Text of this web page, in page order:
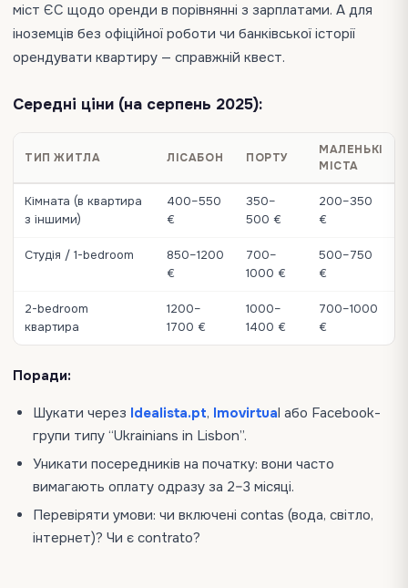
міст ЄС щодо оренди в порівнянні з зарплатами. А для
іноземців без офіційної роботи чи банківської історії
орендувати квартиру — справжній квест.
Середні ціни (на серпень 2025):
ТИП ЖИТЛА ЛІСАБОН ПОРТУ
МАЛЕНЬКІ
МІСТА
Кімната (в квартира
з іншими)
400–550
€
350–
500 €
200–350
€
Студія / 1-bedroom
850–1200
€
700–
1000 €
500–750
€
2-bedroom
квартира
1200–
1700 €
1000–
1400 €
700–1000
€
Поради:
Шукати через Idealista.pt, Imovirtual або Facebook-
групи типу “Ukrainians in Lisbon”.
Уникати посередників на початку: вони часто
вимагають оплату одразу за 2–3 місяці.
Перевіряти умови: чи включені contas (вода, світло,
інтернет)? Чи є contrato?